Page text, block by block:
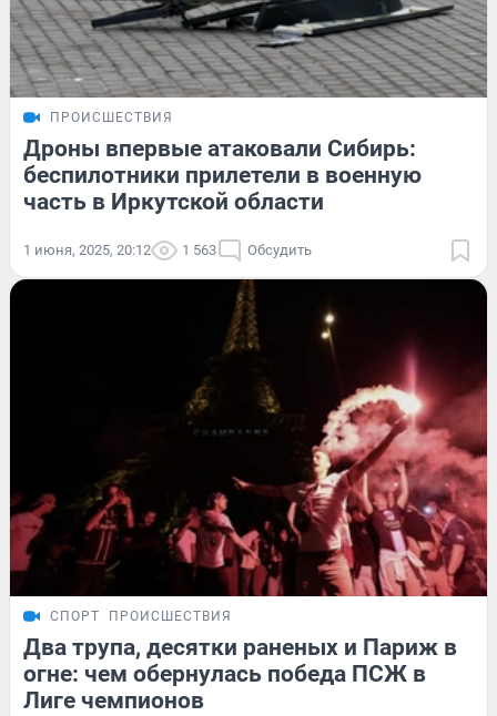
ПРОИСШЕСТВИЯ
Дроны впервые атаковали Сибирь:
беспилотники прилетели в военную
часть в Иркутской области
1 июня, 2025, 20:12 1 563 Обсудить
СПОРТ ПРОИСШЕСТВИЯ
Два трупа, десятки раненых и Париж в
огне: чем обернулась победа ПСЖ в
Лиге чемпионов